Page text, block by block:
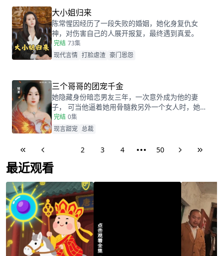
大小姐归来
陈常惺因经历了一段失败的婚姻，她化身复仇女
神，对伤害自己的人展开报复，最终遇到真爱。
完结 73集
现代言情 打脸虐渣 豪门恩怨
三个哥哥的团宠千金
她隐藏身份暗恋男友三年，一次意外成为他的妻
子， 可当他逼着她用骨髓救另外一个女人时，她毫
不犹豫选择了离婚。 离婚后，绯闻说她嚣张跋扈，
父亲看到女儿被欺负了，霸气反击。 传闻她被包
哥直接助威，污蔑她拈花惹草，三哥直接程序黑了
包养，讨你欢心，而且还是免费的。”
完结 0集
现言甜宠 总裁
2 3 4 50
最近观看